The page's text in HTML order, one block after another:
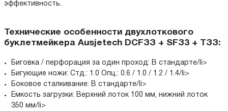
эффективность.
Технические особенности двухлоткового
буклетмейкера Ausjetech DСFЗЗ + SFЗ3 + ТЗЗ:
Биговка / перфорация за один проход: В стандарте/li>
Бигующие ножи: Стд.: 1.0 Опц.: 0.6 / 1.0 / 1.2 / 1.4/li>
Боковое сталкивание: В стандарте/li>
Емкость загрузки: Верхний лоток 100 мм, нижний лоток
350 мм/li>